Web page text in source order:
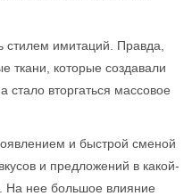
стилем имитаций. Правда,
ткани, которые создавали
стало вторгаться массовое
и быстрой сменой
и предложений в какой-
На нее большое влияние